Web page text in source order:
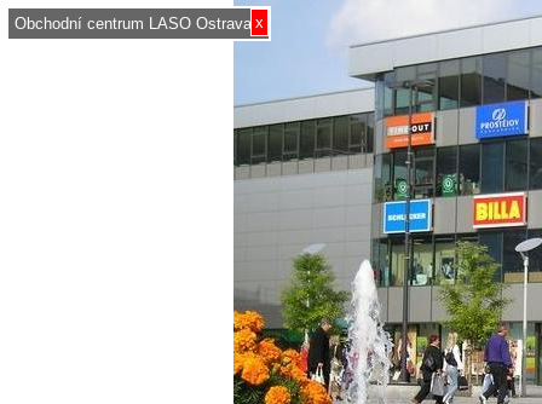
x
Obchodní centrum LASO Ostrava